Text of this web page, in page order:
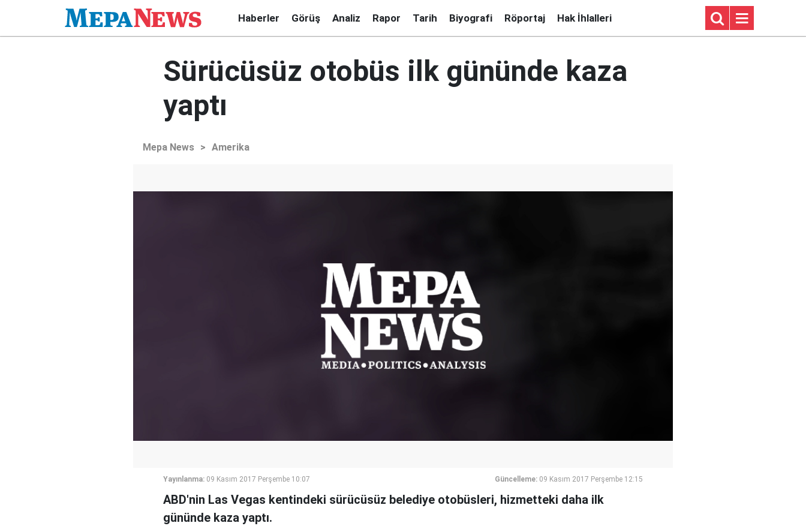
Haberler Görüş Analiz Rapor Tarih Biyografi Röportaj Hak İhlalleri
Sürücüsüz otobüs ilk gününde kaza
yaptı
Mepa News > Amerika
Yayınlanma: 09 Kasım 2017 Perşembe 10:07 Güncelleme: 09 Kasım 2017 Perşembe 12:15
ABD'nin Las Vegas kentindeki sürücüsüz belediye otobüsleri, hizmetteki daha ilk
gününde kaza yaptı.